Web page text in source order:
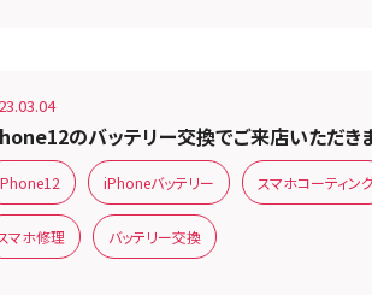
のバッテリー交換でご来店いただきま
iPhoneバッテリー スマホコーティン
マホ修理 バッテリー交換